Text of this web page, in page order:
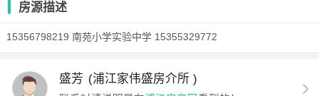
房源描述
15356798219 南苑小学实验中学 15355329772
盛芳 (浦江家伟盛房介所 )